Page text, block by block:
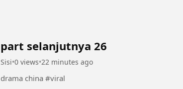
part selanjutnya 26
Sisi•0 views•22 minutes ago
drama china #viral